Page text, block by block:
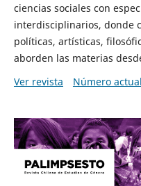
ciencias sociales con
interdisciplinarios, donde
políticas, artísticas,
aborden las materias
Ver revista
Número actual